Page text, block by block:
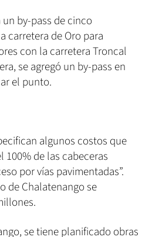
by-pass de cinco
carretera de Oro para
con la carretera Troncal
se agregó un by-pass en
el punto.
algunos costos que
100% de las cabeceras
por vías pavimentadas”.
de Chalatenango se
se tiene planificado obras